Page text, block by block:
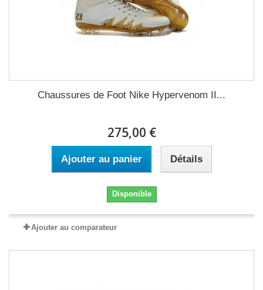
Chaussures de Foot Nike Hypervenom II...
275,00 €
Ajouter au panier Détails
Disponible
Ajouter au comparateur